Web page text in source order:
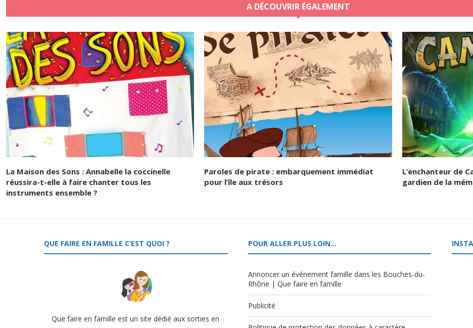
A DÉCOUVRIR ÉGALEMENT
La Maison des Sons : Annabelle la coccinelle
réussira-t-elle à faire chanter tous les
instruments ensemble ?
Paroles de pirate : embarquement immédiat
pour l’île aux trésors
L’enchanteur de
gardien de la
QUE FAIRE EN FAMILLE C’EST QUOI ?
Que faire en famille est un site dédié aux sorties en
POUR ALLER PLUS LOIN…
Annoncer un événement famille dans les Bouches-du-
Rhône | Que faire en famille
Publicité